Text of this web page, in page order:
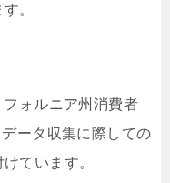
。
ォルニア州消費者
ータ収集に際しての
ています。